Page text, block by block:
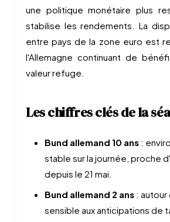
une politique monétaire plus
stabilise les rendements. La
entre pays de la zone euro est
l'Allemagne continuant de
valeur refuge.
Les chiffres clés de la
Bund allemand 10 ans :
stable sur la journée, proche
depuis le 21 mai.
Bund allemand 2 ans : autour
sensible aux anticipations de